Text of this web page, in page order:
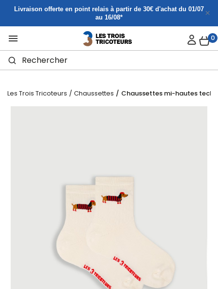
Panneau de gestion des cookies
Livraison offerte en point relais à partir de 30€ d'achat du 01/07
au 16/08*
 0
Les Trois Tricoteurs Chaussettes Chaussettes mi-hautes